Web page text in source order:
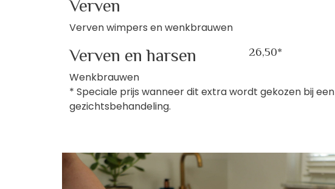
Verven
Verven wimpers en wenkbrauwen
Verven en harsen 26,50*
Wenkbrauwen
* Speciale prijs wanneer dit extra wordt gekozen bij een
gezichtsbehandeling.